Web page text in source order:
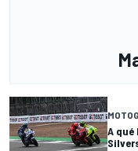
A qué